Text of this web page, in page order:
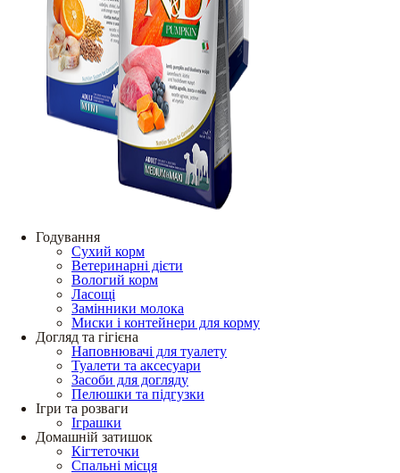
Годування
Сухий корм
Ветеринарні дієти
Вологий корм
Ласощі
Замінники молока
Миски і контейнери для корму
Догляд та гігієна
Наповнювачі для туалету
Туалети та аксесуари
Засоби для догляду
Пелюшки та підгузки
Ігри та розваги
Іграшки
Домашній затишок
Кігтеточки
Спальні місця